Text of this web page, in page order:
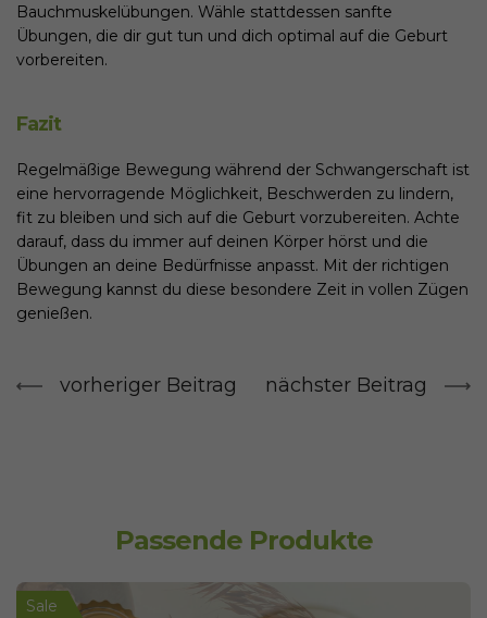
Bauchmuskelübungen. Wähle stattdessen sanfte
Übungen, die dir gut tun und dich optimal auf die Geburt
vorbereiten.
Fazit
Regelmäßige Bewegung während der Schwangerschaft ist
eine hervorragende Möglichkeit, Beschwerden zu lindern,
fit zu bleiben und sich auf die Geburt vorzubereiten. Achte
darauf, dass du immer auf deinen Körper hörst und die
Übungen an deine Bedürfnisse anpasst. Mit der richtigen
Bewegung kannst du diese besondere Zeit in vollen Zügen
genießen.
vorheriger Beitrag nächster Beitrag
Passende Produkte
Sale